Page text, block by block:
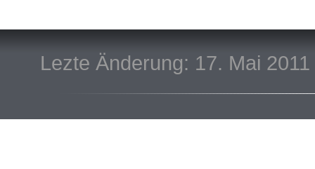
Lezte Änderung: 17. Mai